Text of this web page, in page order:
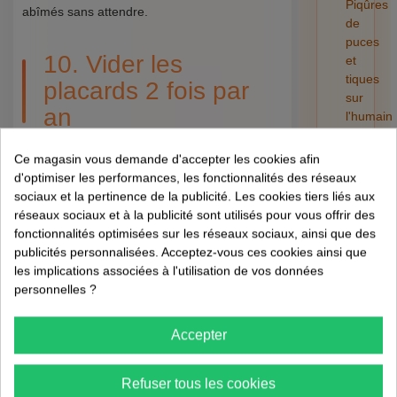
abîmés sans attendre.
10. Vider les
placards 2 fois par
an
Tout sortir, aspirer, nettoyer, remettre. Vous
découvrirez parfois des excréments ou des
oothèques (capsules d'œufs) — détectez tôt,
traitez vite.
Côté déchets
11. Sortir la poubelle
tous les soirs
Piqûres
de
puces
et
tiques
sur
l'humain
01/08/
Ce magasin vous demande d'accepter les cookies afin
d'optimiser les performances, les fonctionnalités des réseaux
sociaux et la pertinence de la publicité. Les cookies tiers liés aux
réseaux sociaux et à la publicité sont utilisés pour vous offrir des
fonctionnalités optimisées sur les réseaux sociaux, ainsi que des
publicités personnalisées. Acceptez-vous ces cookies ainsi que
les implications associées à l'utilisation de vos données
personnelles ?
Accepter
Refuser tous les cookies